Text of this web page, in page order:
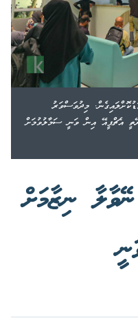
މިދުވަސްވަރު
އެޗްޕީއޭ އިން ވަނީ ސަމާލުވުމަށް
ނިޒާމަށް